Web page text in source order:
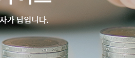
꿈꾸는 여의도 경제버스
금융투자 뮤지컬 '아임유'
어린이&청소년